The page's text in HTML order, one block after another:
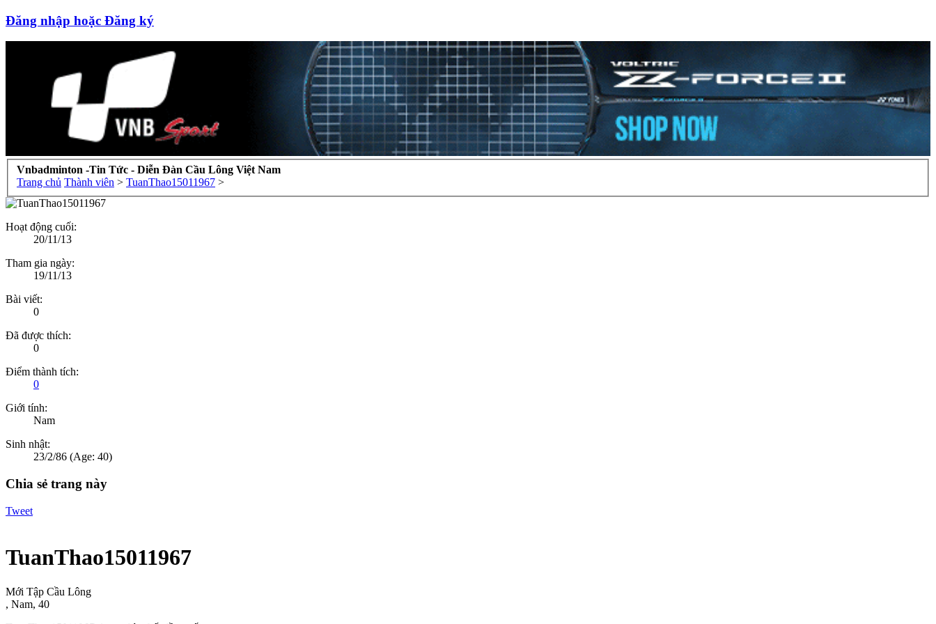
Đăng nhập hoặc Đăng ký
Vnbadminton -Tin Tức - Diễn Đàn Cầu Lông Việt Nam
Trang chủ Thành viên > TuanThao15011967 >
Hoạt động cuối:
20/11/13
Tham gia ngày:
19/11/13
Bài viết:
0
Đã được thích:
0
Điểm thành tích:
0
Giới tính:
Nam
Sinh nhật:
23/2/86 (Age: 40)
Chia sẻ trang này
Tweet
TuanThao15011967
Mới Tập Cầu Lông
, Nam, 40